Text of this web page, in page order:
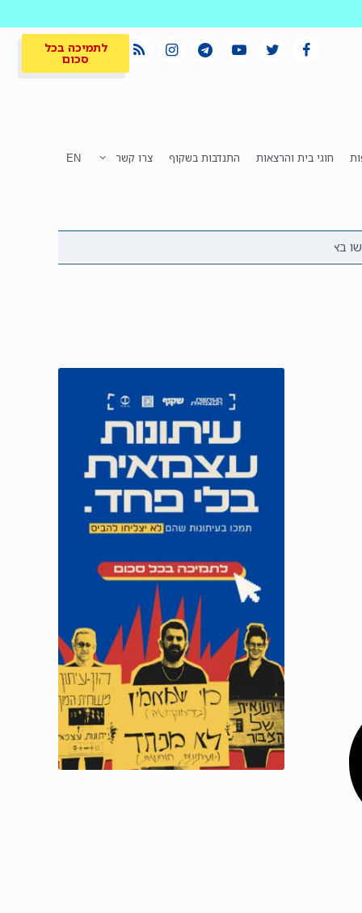
לתמיכה בכל
סכום
חוגי בית והרצאות התנדבות בשקוף צרו קשר EN
המקום הכי חם לתמיכה בכל